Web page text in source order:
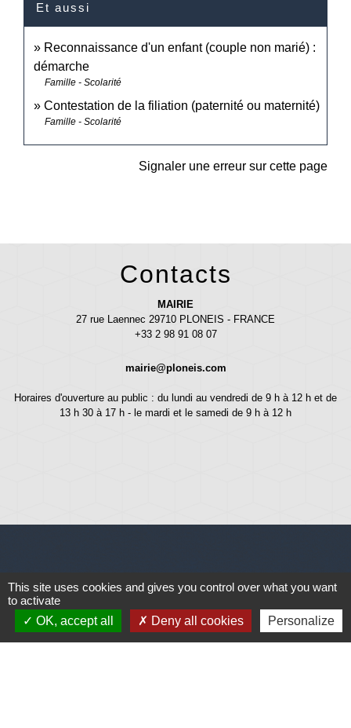
Et aussi
Reconnaissance d'un enfant (couple non marié) :
démarche
Famille - Scolarité
Contestation de la filiation (paternité ou maternité)
Famille - Scolarité
Signaler une erreur sur cette page
Contacts
MAIRIE
27 rue Laennec 29710 PLONEIS - FRANCE
+33 2 98 91 08 07
mairie@ploneis.com
Horaires d'ouverture au public : du lundi au vendredi de 9 h à 12 h et de
13 h 30 à 17 h - le mardi et le samedi de 9 h à 12 h
Liens
Météo
This site uses cookies and gives you control over what you want
to activate
OK, accept all
Deny all cookies Personalize